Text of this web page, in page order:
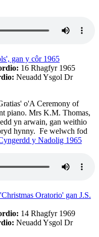
gan y côr 1965
16 Rhagfyr 1965
Neuadd Ysgol Dr
o'A Ceremony of
piano. Mrs K.M. Thomas,
yn arwain, gan weithio
hynny. Fe welwch fod
y Nadolig 1965
Oratorio' gan J.S.
14 Rhagfyr 1969
Neuadd Ysgol Dr